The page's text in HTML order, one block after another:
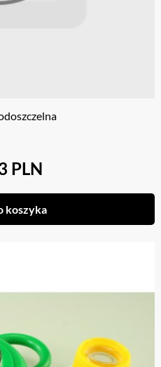
PLN
koszyka